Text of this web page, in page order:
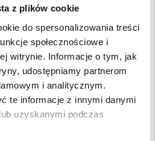
z plików cookie
do spersonalizowania treści
społecznościowe i
witrynie. Informacje o tym, jak
udostępniamy partnerom
i analitycznym.
te informacje z innymi danymi
uzyskanymi podczas
2026
3 185,39 PLN
2026
3 699,51 PLN
22 lipca
2026